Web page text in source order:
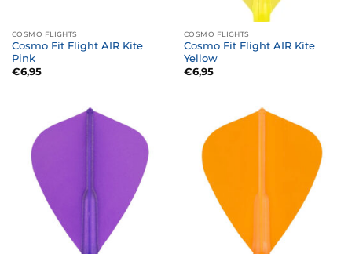
COSMO FLIGHTS
Cosmo Fit Flight AIR Kite
Pink
€6,95
COSMO FLIGHTS
Cosmo Fit Flight AIR Kite
Yellow
€6,95